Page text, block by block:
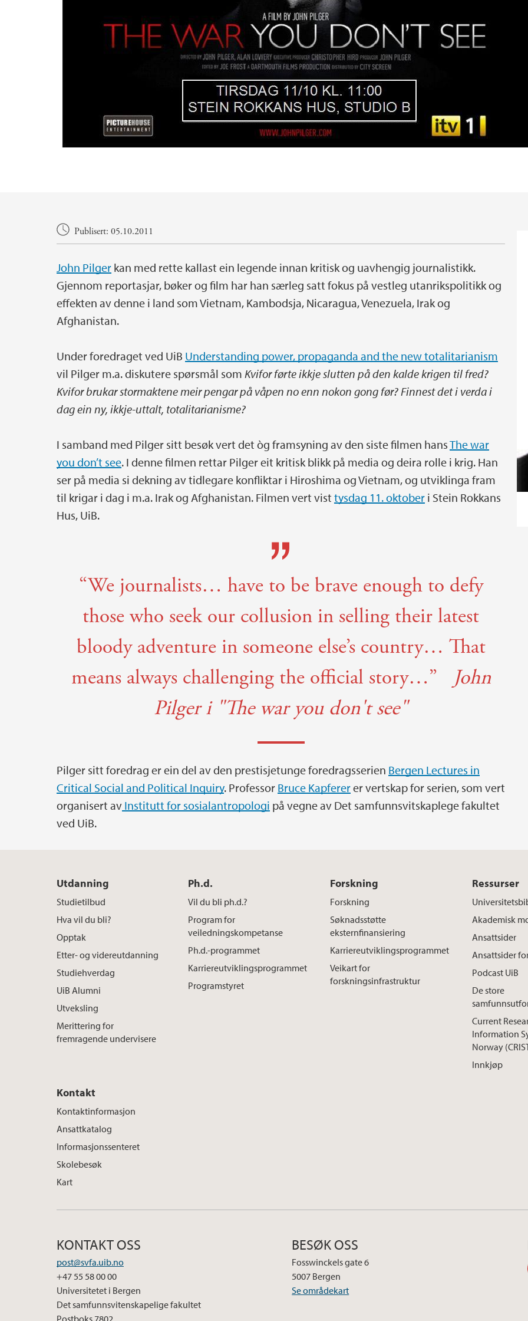
HovedinnholdPublisert: 05.10.2011
John Pilger kan med rette kallast ein legende innan kritisk og uavhengig journalistikk.
Gjennom reportasjar, bøker og film har han særleg satt fokus på vestleg utanrikspolitikk og
effekten av denne i land som Vietnam, Kambodsja, Nicaragua, Venezuela, Irak og
Afghanistan.
Under foredraget ved UiB Understanding power, propaganda and the new totalitarianism
vil Pilger m.a. diskutere spørsmål som Kvifor førte ikkje slutten på den kalde krigen til fred?
Kvifor brukar stormaktene meir pengar på våpen no enn nokon gong før?Finnest det i verda i
dag ein ny, ikkje-uttalt, totalitarianisme?
I samband med Pilger sitt besøk vert det òg framsyning av den siste filmen hansThe war
you don’t see. I denne filmen rettar Pilger eit kritisk blikk på media og deira rolle i krig. Han
ser på media si dekning av tidlegare konfliktar i Hiroshima og Vietnam, og utviklinga fram
til krigar i dag i m.a. Irak og Afghanistan. Filmen vert vist tysdag 11. oktober i Stein Rokkans
Hus, UiB.
“We journalists… have to be brave enough to defy
those who seek our collusion in selling their latest
bloody adventure in someone else’s country… That
means always challenging the official story…”
John
Pilger i "The war you don't see"
Pilger sitt foredrag er ein del av den prestisjetunge foredragsserien Bergen Lectures in
Critical Social and Political Inquiry. Professor Bruce Kapfererer vertskap for serien, som vert
organisert av Institutt for sosialantropologi på vegne av Det samfunnsvitskaplege fakultet
ved UiB.
Utdanning
Studietilbud
Hva vil du bli?
Opptak
Etter- og videreutdanning
Studiehverdag
UiB Alumni
Utveksling
Merittering for
fremragende undervisere
Ph.d.
Vil du bli ph.d.?
Program for
veiledningskompetanse
Ph.d.-programmet
Karriereutviklingsprogrammet
Programstyret
Forskning
Forskning
Søknadsstøtte
eksternfinansiering
Karriereutviklingsprogrammet
Veikart for
forskningsinfrastruktur
Ressurser
Akademisk
Ansattsider
Ansattsider
Podcast UiB
De store
Current
Information
Norway
Innkjøp
Kontakt
Kontaktinformasjon
Ansattkatalog
Informasjonssenteret
Skolebesøk
Kart
KONTAKT OSS
post@svfa.uib.no
+47 55 58 00 00
Universitetet i Bergen
Det samfunnsvitenskapelige fakultet
Postboks 7802
BESØK OSS
Fosswinckels gate 6
5007 Bergen
Se områdekart